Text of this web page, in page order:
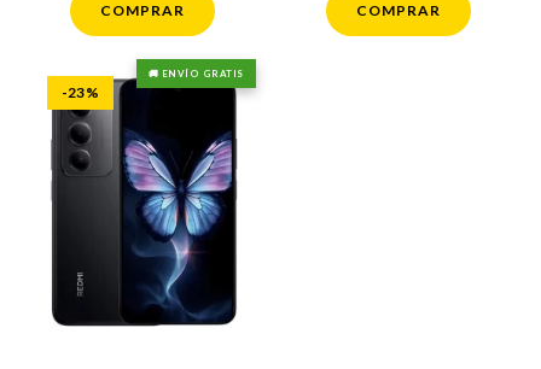
COMPRAR COMPRAR
🚚 ENVÍO GRATIS
-23%